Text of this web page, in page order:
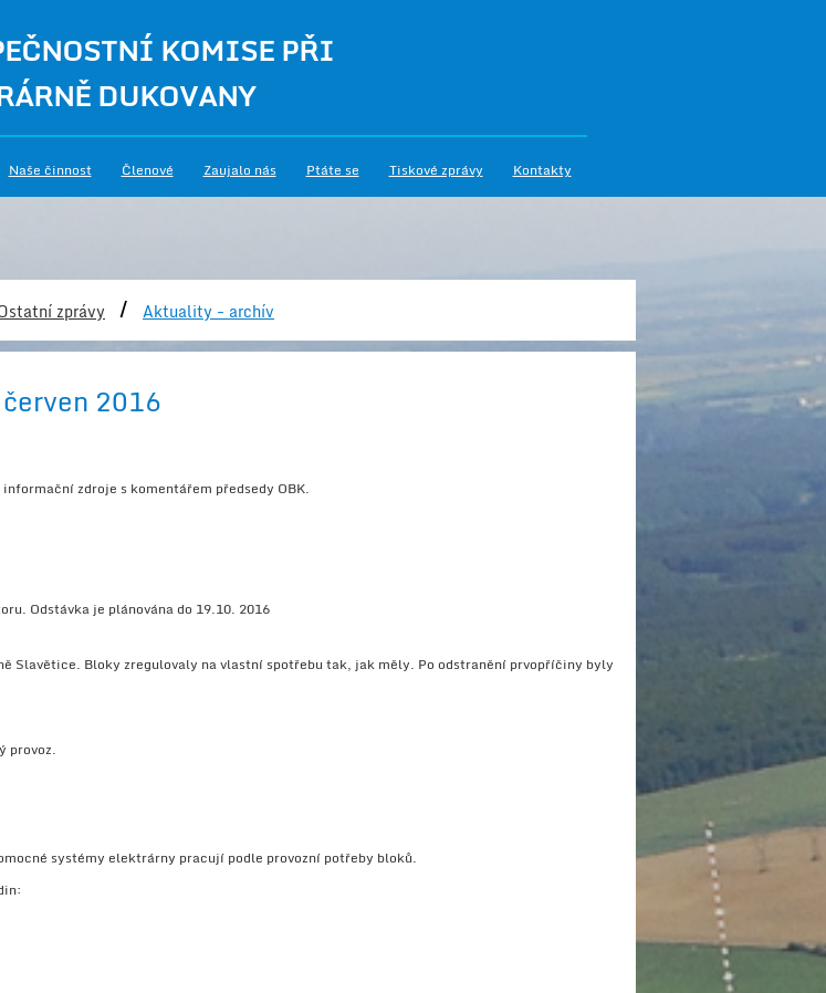
KOMISE PŘI
DUKOVANY
Naše činnost Členové Zaujalo nás Ptáte se Tiskové zprávy Kontakty
zprávy / Aktuality - archív
2016
zdroje s komentářem předsedy OBK.
Odstávka je plánována do 19.10. 2016
Slavětice. Bloky zregulovaly na vlastní spotřebu tak, jak měly. Po odstranění prvopříčiny byly
provoz.
systémy elektrárny pracují podle provozní potřeby bloků.